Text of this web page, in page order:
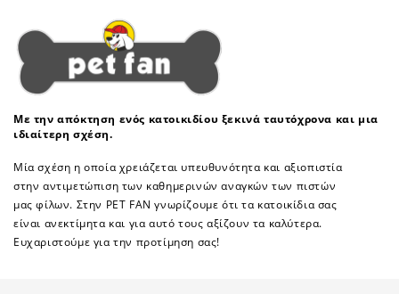
Με την απόκτηση ενός κατοικιδίου ξεκινά ταυτόχρονα και μια
ιδιαίτερη σχέση.
Μία σχέση η οποία χρειάζεται υπευθυνότητα και αξιοπιστία
στην αντιμετώπιση των καθημερινών αναγκών των πιστών
μας φίλων. Στην PET FAN γνωρίζουμε ότι τα κατοικίδια σας
είναι ανεκτίμητα και για αυτό τους αξίζουν τα καλύτερα.
Ευχαριστούμε για την προτίμηση σας!